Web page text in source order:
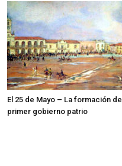
El 25 de Mayo – La formación del
primer gobierno patrio